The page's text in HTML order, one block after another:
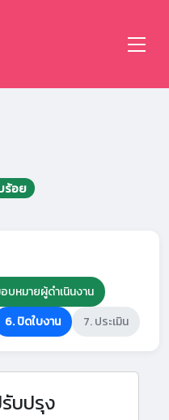
ร้อย
บหมายผู้ดำเนินงาน
6. ปิดใบงาน 7. ประเมิน
บปรุง